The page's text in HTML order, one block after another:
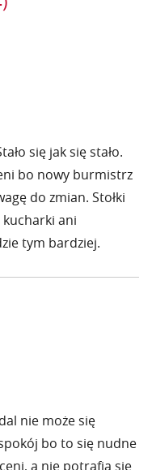
się jak się stało.
bo nowy burmistrz
do zmian. Stołki
ani
tym bardziej.
nie może się
bo to się nudne
a nie potrafią się